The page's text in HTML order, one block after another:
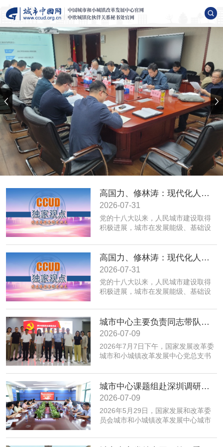
高国力、修林涛：现代化人民城市高质量发展的战略框架与政策体系
2026-07-31
党的十八大以来，人民城市建设取得
积极进展，城市在发展能级、基础设
治理、历史文化保护等方面取得积极
成效；同时，也面临着转变发展方
式、培育发展动能、提升功能品质、
加强生态环境保护、赓续历史文脉、
推动精细治理、增强城市韧性等转型
发展任务。为实现以上目标，必须紧
城市、安全可靠的韧性城市、崇德向
善的文明城市、便捷高效的智慧城市
等重点任务，优化以构建新体系、培
育新动能、服务全年龄、保障全要素
为重点的政策体系，走出一条具有中
高国力、修林涛：现代化人民城市高质量发展的战略框架与政策体系
2026-07-31
党的十八大以来，人民城市建设取得
积极进展，城市在发展能级、基础设
治理、历史文化保护等方面取得积极
成效；同时，也面临着转变发展方
式、培育发展动能、提升功能品质、
加强生态环境保护、赓续历史文脉、
推动精细治理、增强城市韧性等转型
发展任务。为实现以上目标，必须紧
城市、安全可靠的韧性城市、崇德向
善的文明城市、便捷高效的智慧城市
等重点任务，优化以构建新体系、培
育新动能、服务全年龄、保障全要素
为重点的政策体系，走出一条具有中
城市中心主要负责同志带队赴摩尔线程“夸娥”北京智算中心专题调研
2026-07-09
2026年7月7日下午，国家发展改革委
城市和小城镇改革发展中心党总支书
娥”北京智算中心开展专题调研。
城市中心课题组赴深圳调研全国人才大数据平台福田区学生学习力项目应用情况
2026-07-09
​2026年5月29日，国家发展和改革委
员会城市和小城镇改革发展中心城市
国人才大数据平台在基础教育学生学